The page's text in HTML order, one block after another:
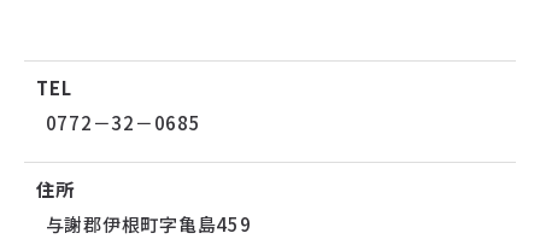
TEL
0772－32－0685
住所
与謝郡伊根町字亀島459